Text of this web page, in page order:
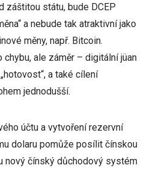
záštitou státu, bude DCEP
a nebude tak atraktivní jako
měny, např. Bitcoin.
ale záměr – digitální jüan
a také cílení
jednodušší.
účtu a vytvoření rezervní
dolaru pomůže posílit čínskou
nový čínský důchodový systém